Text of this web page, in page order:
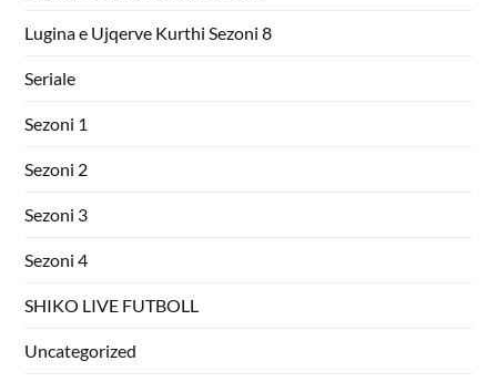
Lugina e Ujqerve Kurthi Sezoni 8
Seriale
Sezoni 1
Sezoni 2
Sezoni 3
Sezoni 4
SHIKO LIVE FUTBOLL
Uncategorized